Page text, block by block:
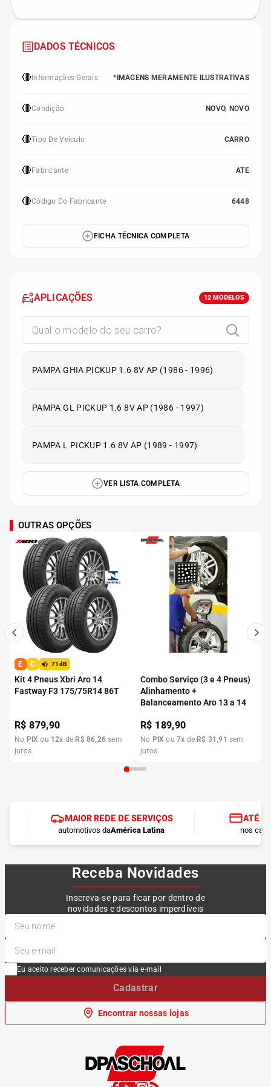
DADOS TÉCNICOS
🔴 Informações Gerais *IMAGENS MERAMENTE ILUSTRATIVAS
🔴Condição NOVO, NOVO
🔴Tipo De Veículo CARRO
🔴 Fabricante ATE
🔴Código Do Fabricante 6448
FICHA TÉCNICA COMPLETA
APLICAÇÕES 12 MODELOS
PAMPA GHIA PICKUP 1.6 8V AP (1986 - 1996)
PAMPA GL PICKUP 1.6 8V AP (1986 - 1997)
PAMPA L PICKUP 1.6 8V AP (1989 - 1997)
VER LISTA COMPLETA
OUTRAS OPÇÕES
E C 71dB
Kit 4 Pneus Xbri Aro 14
Fastway F3 175/75R14 86T
R$879,90
No PIX ou 12x de R$ 86,26 sem
juros
Combo Serviço (3 e 4 Pneus)
Alinhamento +
Balanceamento Aro 13 a 14
R$ 189,90
No PIX ou7x de R$ 31 ,91 sem
juros
MAIOR REDE DE SERVIÇOS
automotivos daAmérica Latina
ATÉ
nos
Receba Novidades
Inscreva-se para ficar por dentro de
novidades e descontos imperdíveis
Eu aceito receber comunicações via e-mail
Cadastrar
Encontrar nossas lojas